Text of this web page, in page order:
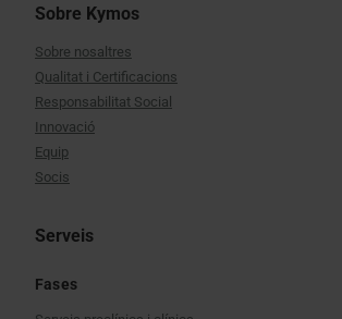
Sobre Kymos
Sobre nosaltres
Qualitat i Certificacions
Responsabilitat Social
Innovació
Equip
Socis
Serveis
Fases